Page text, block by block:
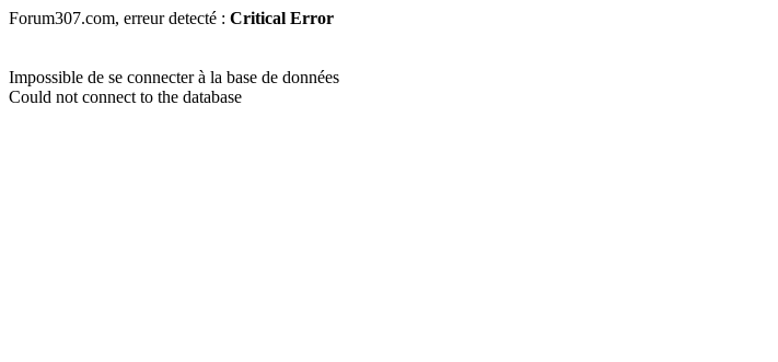
Forum307.com, erreur detecté : Critical Error
Impossible de se connecter à la base de données
Could not connect to the database